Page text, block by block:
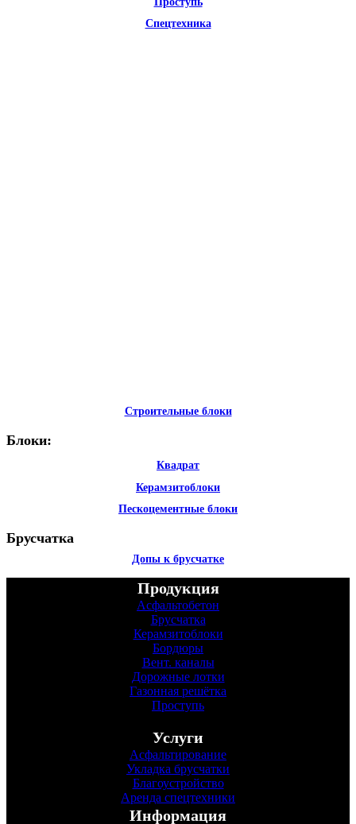
Спецтехника
Строительные блоки
Блоки:
Квадрат
Керамзитоблоки
Пескоцементные блоки
Брусчатка
Допы к брусчатке
Продукция
Асфальтобетон
Брусчатка
Керамзитоблоки
Бордюры
Вент. каналы
Дорожные лотки
Газонная решётка
Проступь
Услуги
Асфальтирование
Укладка брусчатки
Благоустройство
Аренда спецтехники
Информация